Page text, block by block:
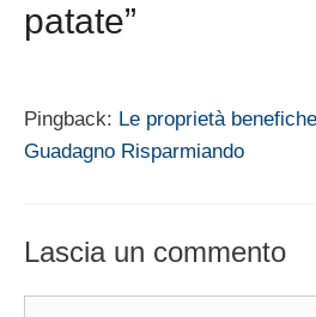
patate”
Pingback: Le proprietà
Guadagno Risparmiando
Lascia un commento